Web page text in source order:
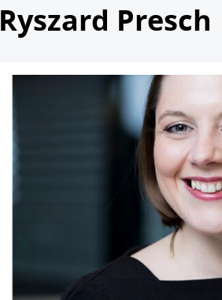
Ryszard Presch